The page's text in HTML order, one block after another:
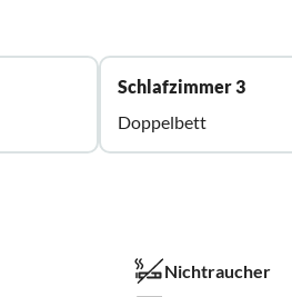
Schlafzimmer 3
Doppelbett
Nichtraucher